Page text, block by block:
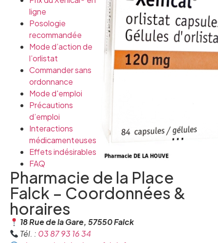
ligne
Posologie
recommandée
Mode d’action de
l’orlistat
Commander sans
ordonnance
Mode d'emploi
Précautions
d’emploi
Interactions
médicamenteuses
Effets indésirables
FAQ
Pharmacie de la Place
Falck – Coordonnées &
horaires
18 Rue de la Gare, 57550 Falck
Tél. : 03 87 93 16 34